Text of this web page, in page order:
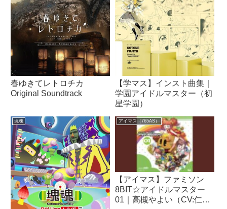
春ゆきてレトロチカ
Original Soundtrack
【学マス】インスト曲集｜
学園アイドルマスター（初
星学園）
塊魂 アイマス（765AS）
【アイマス】ファミソン
8BIT☆アイドルマスター
01｜高槻やよい（CV:仁後